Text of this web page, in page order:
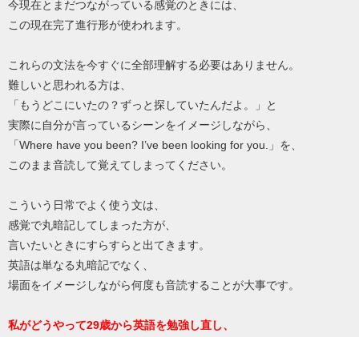
今現在とまだつながっている感覚のときには、
この現在完了進行形が使われます。
これらの文法を今すぐに全部理解する必要はありません。
難しいと思われる方は、
「もうどこにいたの？ずっと探していたんだよ。」と
実際に自分が言っているシーンをイメージしながら、
「Where have you been? I’ve been looking for you.」を、
このまま音読して覚えてしまってください。
こういう日常でよく使う文は、
感覚で丸暗記してしまった方が、
言いたいときにすらすらと出てきます。
英語は単なる丸暗記でなく、
場面をイメージしながら何度も音読することが大事です。
私がどうやって29歳から英語を勉強し直し、